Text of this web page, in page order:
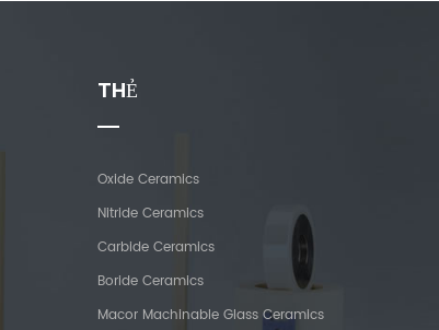
THẺ
Oxide Ceramics
Nitride Ceramics
Carbide Ceramics
Boride Ceramics
Macor Machinable Glass Ceramics